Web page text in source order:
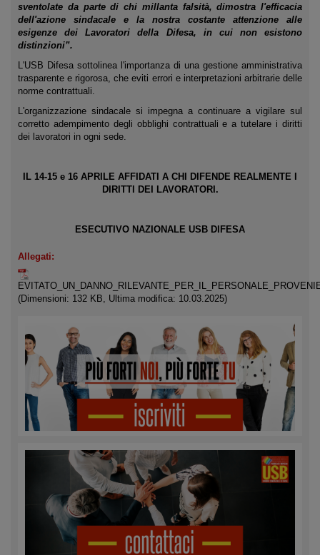
sventolate da parte di chi millanta falsità, dimostra l'efficacia
dell'azione sindacale e la nostra costante attenzione alle
esigenze dei Lavoratori della Difesa, in cui non esistono
distinzioni”.
L'USB Difesa sottolinea l'importanza di una gestione amministrativa
trasparente e rigorosa, che eviti errori e interpretazioni arbitrarie delle
norme contrattuali.
L'organizzazione sindacale si impegna a continuare a vigilare sul
corretto adempimento degli obblighi contrattuali e a tutelare i diritti
dei lavoratori in ogni sede.
IL 14-15 e 16 APRILE AFFIDATI A CHI DIFENDE REALMENTE I
DIRITTI DEI LAVORATORI.
ESECUTIVO NAZIONALE USB DIFESA
Allegati:
(Dimensioni: 132 KB, Ultima modifica: 10.03.2025)